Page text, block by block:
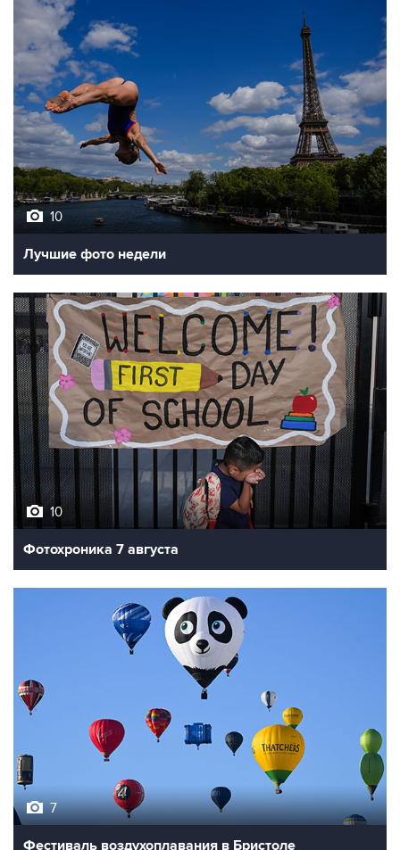
10
Лучшие фото недели
10
Фотохроника 7 августа
7
Фестиваль воздухоплавания в Бристоле